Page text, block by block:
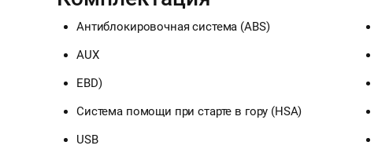
Антиблокировочная система (ABS)
AUX
EBD)
Система помощи при старте в гору (HSA)
USB